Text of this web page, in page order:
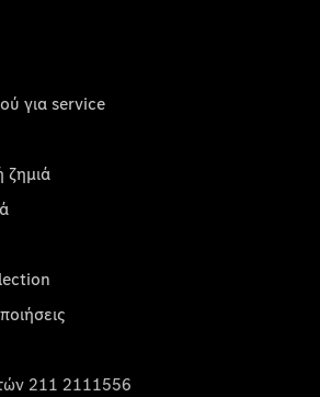
για service
ζημιά
211 2111556